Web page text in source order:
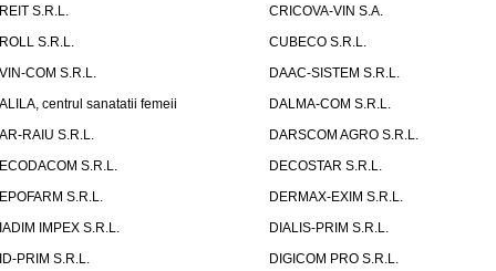
S.R.L.
CRICOVA-VIN S.A.
S.R.L.
CUBECO S.R.L.
COM S.R.L.
DAAC-SISTEM S.R.L.
centrul sanatatii femeii
DALMA-COM S.R.L.
RAIU S.R.L.
DARSCOM AGRO S.R.L.
S.R.L.
DECOSTAR S.R.L.
S.R.L.
DERMAX-EXIM S.R.L.
IMPEX S.R.L.
DIALIS-PRIM S.R.L.
PRIM S.R.L.
DIGICOM PRO S.R.L.